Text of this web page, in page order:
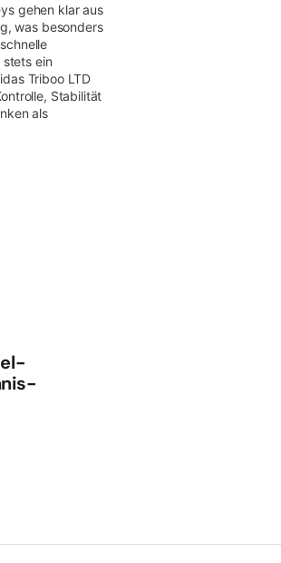
gehen klar aus
was besonders
ein
Triboo LTD
Stabilität
als